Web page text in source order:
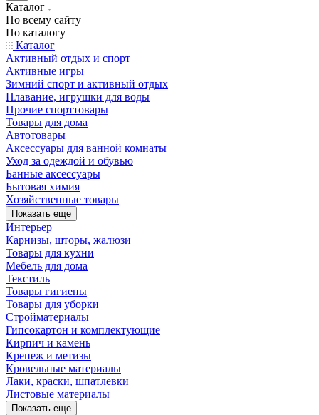
Каталог
По всему сайту
По каталогу
Каталог
Активный отдых и спорт
Активные игры
Зимний спорт и активный отдых
Плавание, игрушки для воды
Прочие спорттовары
Товары для дома
Автотовары
Аксессуары для ванной комнаты
Уход за одеждой и обувью
Банные аксессуары
Бытовая химия
Хозяйственные товары
Показать еще
Интерьер
Карнизы, шторы, жалюзи
Товары для кухни
Мебель для дома
Текстиль
Товары гигиены
Товары для уборки
Стройматериалы
Гипсокартон и комплектующие
Кирпич и камень
Крепеж и метизы
Кровельные материалы
Лаки, краски, шпатлевки
Листовые материалы
Показать еще